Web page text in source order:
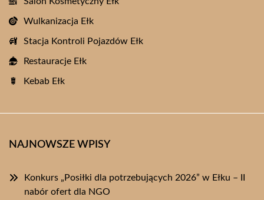
Wulkanizacja Ełk
Stacja Kontroli Pojazdów Ełk
Restauracje Ełk
Kebab Ełk
NAJNOWSZE WPISY
Konkurs „Posiłki dla potrzebujących 2026” w Ełku – II
nabór ofert dla NGO